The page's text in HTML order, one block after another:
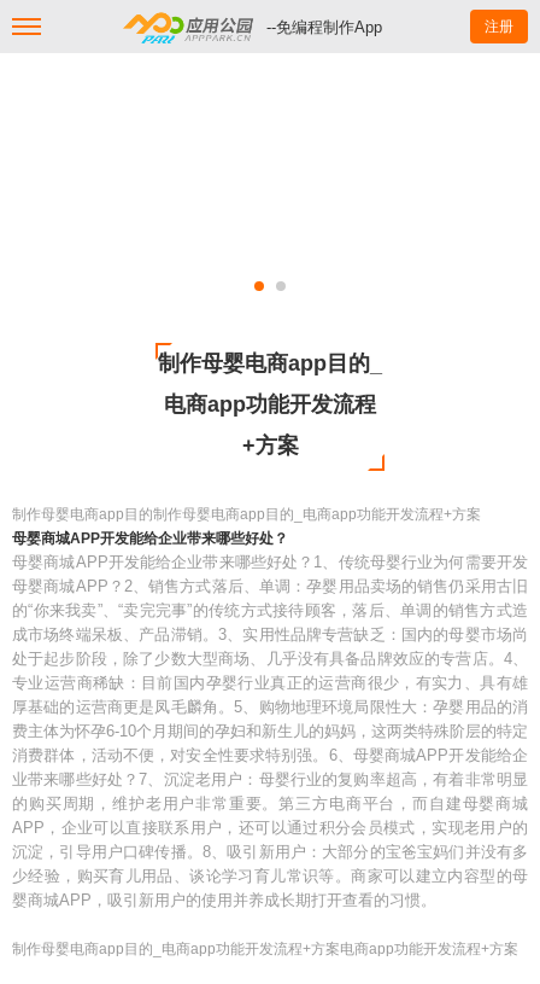
--免编程制作App 注册
制作母婴电商app目的_
电商app功能开发流程
+方案
制作母婴电商app目的制作母婴电商app目的_电商app功能开发流程+方案
母婴商城APP开发能给企业带来哪些好处？
母婴商城APP开发能给企业带来哪些好处？1、传统母婴行业为何需要开发
母婴商城APP？2、销售方式落后、单调：孕婴用品卖场的销售仍采用古旧
的“你来我卖”、“卖完完事”的传统方式接待顾客，落后、单调的销售方式造
成市场终端呆板、产品滞销。3、实用性品牌专营缺乏：国内的母婴市场尚
处于起步阶段，除了少数大型商场、几乎没有具备品牌效应的专营店。4、
专业运营商稀缺：目前国内孕婴行业真正的运营商很少，有实力、具有雄
厚基础的运营商更是凤毛麟角。5、购物地理环境局限性大：孕婴用品的消
费主体为怀孕6-10个月期间的孕妇和新生儿的妈妈，这两类特殊阶层的特定
消费群体，活动不便，对安全性要求特别强。6、母婴商城APP开发能给企
业带来哪些好处？7、沉淀老用户：母婴行业的复购率超高，有着非常明显
的购买周期，维护老用户非常重要。第三方电商平台，而自建母婴商城
APP，企业可以直接联系用户，还可以通过积分会员模式，实现老用户的
沉淀，引导用户口碑传播。8、吸引新用户：大部分的宝爸宝妈们并没有多
少经验，购买育儿用品、谈论学习育儿常识等。商家可以建立内容型的母
婴商城APP，吸引新用户的使用并养成长期打开查看的习惯。
制作母婴电商app目的_电商app功能开发流程+方案电商app功能开发流程+方案